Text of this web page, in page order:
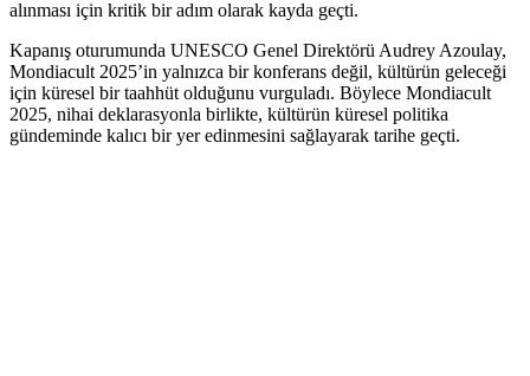
alınması için kritik bir adım olarak kayda geçti.
Kapanış oturumunda UNESCO Genel Direktörü Audrey Azoulay,
Mondiacult 2025’in yalnızca bir konferans değil, kültürün geleceği
için küresel bir taahhüt olduğunu vurguladı. Böylece Mondiacult
2025, nihai deklarasyonla birlikte, kültürün küresel politika
gündeminde kalıcı bir yer edinmesini sağlayarak tarihe geçti.